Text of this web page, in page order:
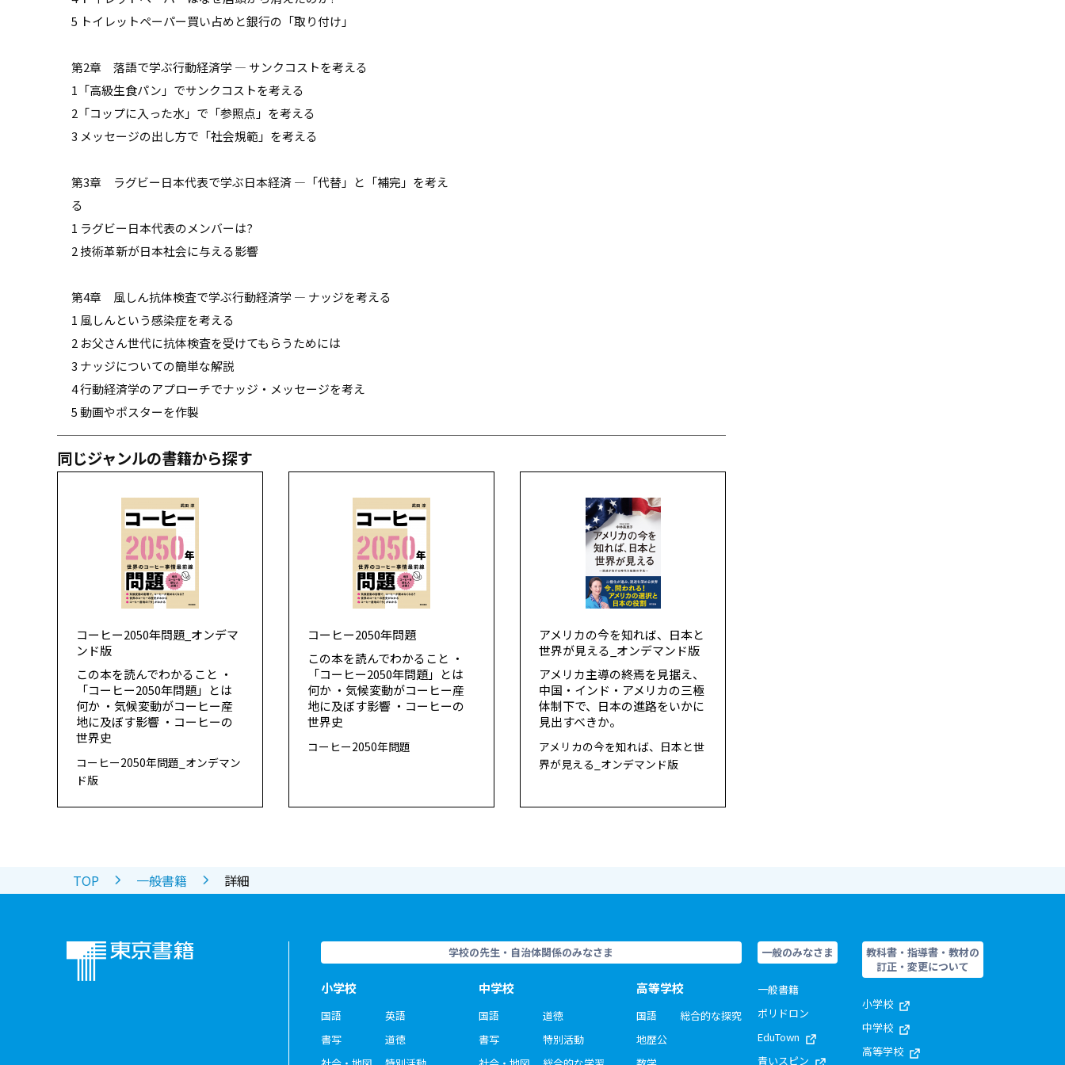
5 トイレットペーパー買い占めと銀行の「取り付け」
第2章 落語で学ぶ行動経済学 ― サンクコストを考える
1「高級生食パン」でサンクコストを考える
2「コップに入った水」で「参照点」を考える
3 メッセージの出し方で「社会規範」を考える
第3章 ラグビー日本代表で学ぶ日本経済 ―「代替」と「補完」を考え
る
1 ラグビー日本代表のメンバーは?
2 技術革新が日本社会に与える影響
第4章 風しん抗体検査で学ぶ行動経済学 ― ナッジを考える
1 風しんという感染症を考える
2 お父さん世代に抗体検査を受けてもらうためには
3 ナッジについての簡単な解説
4 行動経済学のアプローチでナッジ・メッセージを考え
5 動画やポスターを作製
同じジャンルの書籍から探す
コーヒー2050年問題_オンデマ
ンド版
この本を読んでわかること ・
「コーヒー2050年問題」とは
何か ・気候変動がコーヒー産
地に及ぼす影響 ・コーヒーの
世界史
コーヒー2050年問題_オンデマン
ド版
コーヒー2050年問題
この本を読んでわかること ・
「コーヒー2050年問題」とは
何か ・気候変動がコーヒー産
地に及ぼす影響 ・コーヒーの
世界史
コーヒー2050年問題
アメリカの今を知れば、日本と
世界が見える_オンデマンド版
アメリカ主導の終焉を見据え、
中国・インド・アメリカの三極
体制下で、日本の進路をいかに
見出すべきか。
アメリカの今を知れば、日本と世
界が見える_オンデマンド版
TOP 一般書籍 詳細
学校の先生・自治体関係のみなさま
小学校
国語
書写
英語
道徳
中学校
国語
書写
道徳
特別活動
高等学校
国語
地歴公
総合的な探究
一般のみなさま
一般書籍
ポリドロン
EduTown
青いスピン
教科書・指導書・教材の
訂正・変更について
小学校
中学校
高等学校